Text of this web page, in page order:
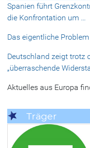
Spanien führt
die Konfrontation um …
Das eigentliche
Deutschland zeigt trotz
„überraschende
Aktuelles aus Europa
Träger